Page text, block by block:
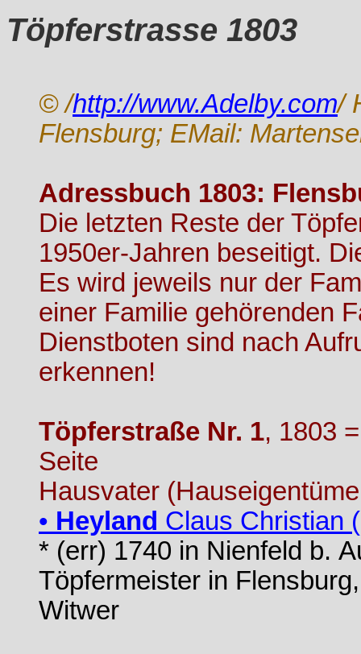
Töpferstrasse 1803
© /http://www.Adelby.com/
Flensburg; EMail:
Adressbuch 1803:
Die letzten Reste der
1950er-Jahren beseitigt.
Es wird jeweils nur der
einer Familie gehörenden
Dienstboten sind nach
erkennen!
Töpferstraße Nr. 1, 1803
Seite
Hausvater
• Heyland Claus Christian
* (err) 1740 in Nienfeld b.
Töpfermeister in
Witwer